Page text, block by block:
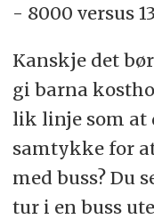
- 8000 versus
Kanskje det
gi barna
lik linje som at
samtykke for
med buss? Du
tur i en buss